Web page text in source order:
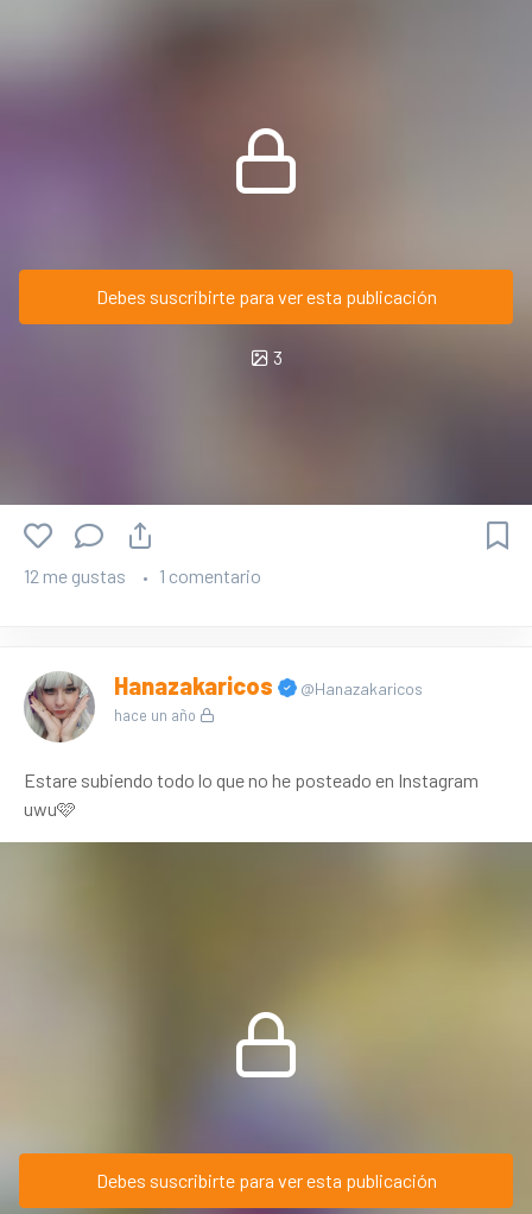
Debes suscribirte para ver esta publicación
3
12 me gustas 1 comentario
Hanazakaricos @Hanazakaricos
hace un año
Estare subiendo todo lo que no he posteado en Instagram
uwu🩷
Debes suscribirte para ver esta publicación